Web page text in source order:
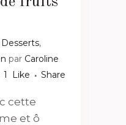
Desserts,
par Caroline
1 Like Share
cette
et ô